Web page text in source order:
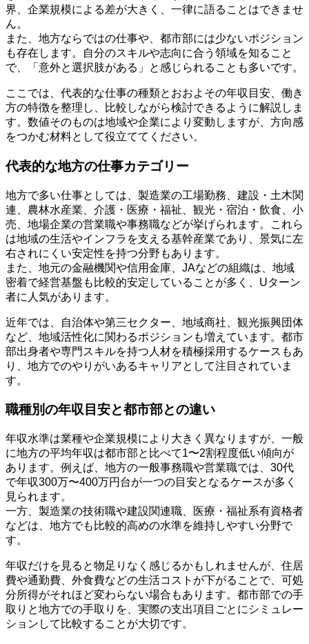
界、企業規模による差が大きく、一律に語ることはできませ
ん。
また、地方ならではの仕事や、都市部には少ないポジション
も存在します。自分のスキルや志向に合う領域を知ること
で、「意外と選択肢がある」と感じられることも多いです。
ここでは、代表的な仕事の種類とおおよその年収目安、働き
方の特徴を整理し、比較しながら検討できるように解説しま
す。数値そのものは地域や企業により変動しますが、方向感
をつかむ材料として役立ててください。
代表的な地方の仕事カテゴリー
地方で多い仕事としては、製造業の工場勤務、建設・土木関
連、農林水産業、介護・医療・福祉、観光・宿泊・飲食、小
売、地場企業の営業職や事務職などが挙げられます。これら
は地域の生活やインフラを支える基幹産業であり、景気に左
右されにくい安定性を持つ分野もあります。
また、地元の金融機関や信用金庫、JAなどの組織は、地域
密着で経営基盤も比較的安定していることが多く、Uターン
者に人気があります。
近年では、自治体や第三セクター、地域商社、観光振興団体
など、地域活性化に関わるポジションも増えています。都市
部出身者や専門スキルを持つ人材を積極採用するケースもあ
り、地方でのやりがいあるキャリアとして注目されていま
す。
職種別の年収目安と都市部との違い
年収水準は業種や企業規模により大きく異なりますが、一般
に地方の平均年収は都市部と比べて1〜2割程度低い傾向が
あります。例えば、地方の一般事務職や営業職では、30代
で年収300万〜400万円台が一つの目安となるケースが多く
見られます。
一方、製造業の技術職や建設関連職、医療・福祉系有資格者
などは、地方でも比較的高めの水準を維持しやすい分野で
す。
年収だけを見ると物足りなく感じるかもしれませんが、住居
費や通勤費、外食費などの生活コストが下がることで、可処
分所得がそれほど変わらない場合もあります。都市部での手
取りと地方での手取りを、実際の支出項目ごとにシミュレー
ションして比較することが大切です。